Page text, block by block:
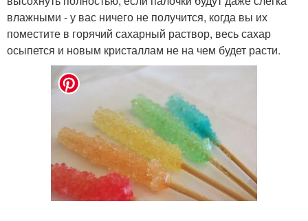
влажными - у вас ничего не получится, когда вы их
поместите в горячий сахарный раствор, весь сахар
осыпется и новым кристаллам не на чем будет расти.